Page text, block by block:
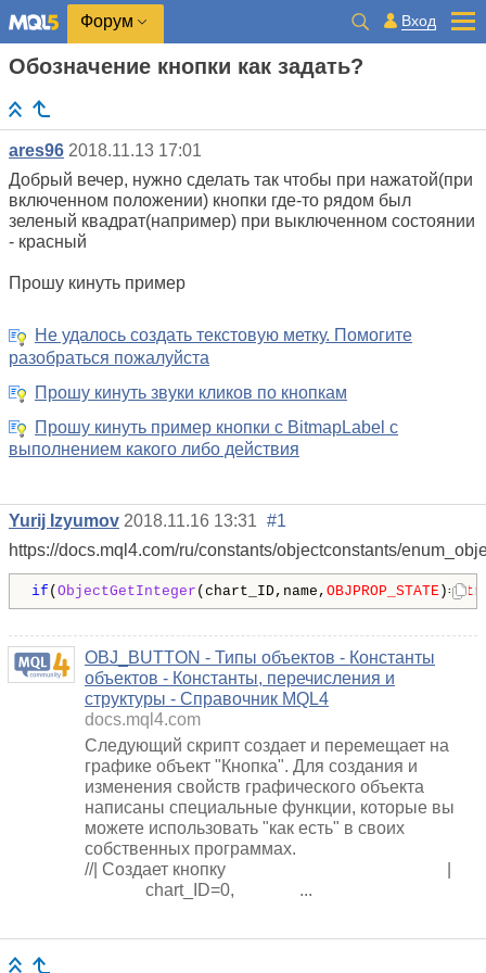
Форум Вход
Обозначение кнопки как задать?
ares96 2018.11.13 17:01
Добрый вечер, нужно сделать так чтобы при нажатой(при
включенном положении) кнопки где-то рядом был
зеленый квадрат(например) при выключенном состоянии
- красный
Прошу кинуть пример
Не удалось создать текстовую метку. Помогите
разобраться пожалуйста
Прошу кинуть звуки кликов по кнопкам
Прошу кинуть пример кнопки с BitmapLabel с
выполнением какого либо действия
Yurij Izyumov 2018.11.16 13:31 #1
https://docs.mql4.com/ru/constants/objectconstants/
if ( ObjectGetInteger (chart_ID,name, OBJPROP_STATE )==
OBJ_BUTTON - Типы объектов - Константы
объектов - Константы, перечисления и
структуры - Справочник MQL4
docs.mql4.com
Следующий скрипт создает и перемещает на
графике объект "Кнопка". Для создания и
изменения свойств графического объекта
написаны специальные функции, которые вы
можете использовать "как есть" в своих
собственных программах.
//| Создает кнопку |
chart_ID=0, ...